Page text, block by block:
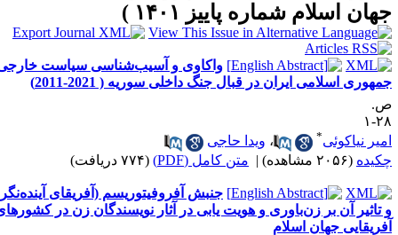
اسلام شماره پاییز ۱۴۰۱ )
واکاوی و آسیب‌شناسی سیاست خارجی
اسلامی ایران در قبال جنگ داخلی سوریه ( 2021-2011)
۱
نیاکوئی
،ویدا حاجی
(۲۰۵۶ مشاهده) | متن کامل (PDF) (۷۷۴ دریافت)
جنبش آفروفیتوریسم (آفریقای آینده‌نگر)
تاثیر آن بر زن‌باوری و هویت یابی در آثار نویسندگان زن در کشورهای
جهان اسلام